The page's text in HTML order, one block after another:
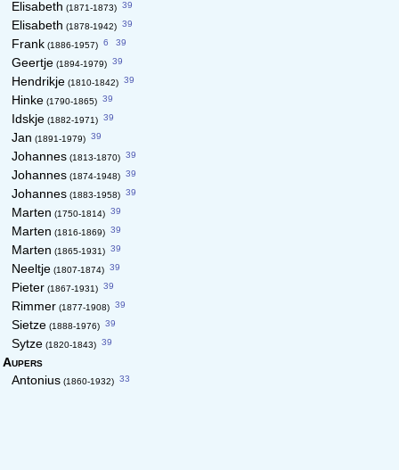
Elisabeth (1871-1873) 39
Elisabeth (1878-1942) 39
Frank (1886-1957) 6 39
Geertje (1894-1979) 39
Hendrikje (1810-1842) 39
Hinke (1790-1865) 39
Idskje (1882-1971) 39
Jan (1891-1979) 39
Johannes (1813-1870) 39
Johannes (1874-1948) 39
Johannes (1883-1958) 39
Marten (1750-1814) 39
Marten (1816-1869) 39
Marten (1865-1931) 39
Neeltje (1807-1874) 39
Pieter (1867-1931) 39
Rimmer (1877-1908) 39
Sietze (1888-1976) 39
Sytze (1820-1843) 39
Aupers
Antonius (1860-1932) 33